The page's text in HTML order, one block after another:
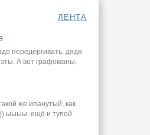
ЛЕНТА
передёргивать, дядя
А вот графоманы,
же ипанутый, как
ыыыы. ещё и тупой.